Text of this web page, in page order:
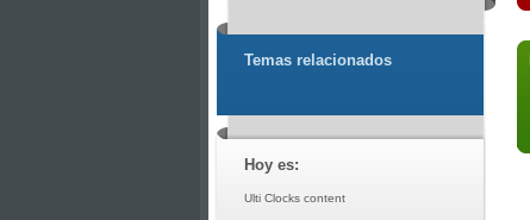
Temas relacionados
Hoy es:
Ulti Clocks content